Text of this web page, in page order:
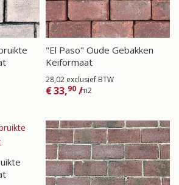
"El Paso" Oude Gebakken
Keiformaat
28,02 exclusief BTW
€33,90 /m2